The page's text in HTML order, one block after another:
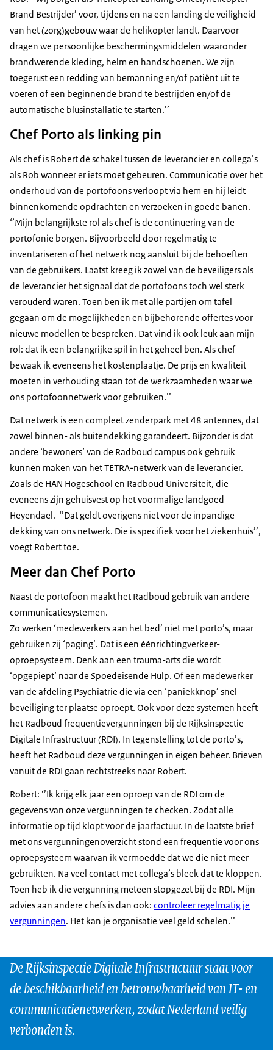
Brand Bestrijder’ voor, tijdens en na een landing de veiligheid
van het (zorg)gebouw waar de helikopter landt. Daarvoor
dragen we persoonlijke beschermingsmiddelen waaronder
brandwerende kleding, helm en handschoenen. We zijn
toegerust een redding van bemanning en/of patiënt uit te
voeren of een beginnende brand te bestrijden en/of de
automatische blusinstallatie te starten.’’
Chef Porto als linking pin
Als chef is Robert dé schakel tussen de leverancier en collega’s
als Rob wanneer er iets moet gebeuren. Communicatie over het
onderhoud van de portofoons verloopt via hem en hij leidt
binnenkomende opdrachten en verzoeken in goede banen.
‘’Mijn belangrijkste rol als chef is de continuering van de
portofonie borgen. Bijvoorbeeld door regelmatig te
inventariseren of het netwerk nog aansluit bij de behoeften
van de gebruikers. Laatst kreeg ik zowel van de beveiligers als
de leverancier het signaal dat de portofoons toch wel sterk
verouderd waren. Toen ben ik met alle partijen om tafel
gegaan om de mogelijkheden en bijbehorende offertes voor
nieuwe modellen te bespreken. Dat vind ik ook leuk aan mijn
rol: dat ik een belangrijke spil in het geheel ben. Als chef
bewaak ik eveneens het kostenplaatje. De prijs en kwaliteit
moeten in verhouding staan tot de werkzaamheden waar we
ons portofoonnetwerk voor gebruiken.’’
Dat netwerk is een compleet zenderpark met 48 antennes, dat
zowel binnen- als buitendekking garandeert. Bijzonder is dat
andere ‘bewoners’ van de Radboud campus ook gebruik
kunnen maken van het TETRA-netwerk van de leverancier.
Zoals de HAN Hogeschool en Radboud Universiteit, die
eveneens zijn gehuisvest op het voormalige landgoed
Heyendael. ‘’Dat geldt overigens niet voor de inpandige
dekking van ons netwerk. Die is specifiek voor het ziekenhuis’’,
voegt Robert toe.
Meer dan Chef Porto
Naast de portofoon maakt het Radboud gebruik van andere
communicatiesystemen.
Zo werken ‘medewerkers aan het bed’ niet met porto’s, maar
gebruiken zij ‘paging’. Dat is een éénrichtingverkeer-
oproepsysteem. Denk aan een trauma-arts die wordt
‘opgepiept’ naar de Spoedeisende Hulp. Of een medewerker
van de afdeling Psychiatrie die via een ‘paniekknop’ snel
beveiliging ter plaatse oproept. Ook voor deze systemen heeft
het Radboud frequentievergunningen bij de Rijksinspectie
Digitale Infrastructuur (RDI). In tegenstelling tot de porto’s,
heeft het Radboud deze vergunningen in eigen beheer. Brieven
vanuit de RDI gaan rechtstreeks naar Robert.
Robert: ‘’Ik krijg elk jaar een oproep van de RDI om de
gegevens van onze vergunningen te checken. Zodat alle
informatie op tijd klopt voor de jaarfactuur. In de laatste brief
met ons vergunningenoverzicht stond een frequentie voor ons
oproepsysteem waarvan ik vermoedde dat we die niet meer
gebruikten. Na veel contact met collega’s bleek dat te kloppen.
Toen heb ik die vergunning meteen stopgezet bij de RDI. Mijn
advies aan andere chefs is dan ook: controleer regelmatig je
vergunningen. Het kan je organisatie veel geld schelen.’’
De Rijksinspectie Digitale Infrastructuur staat voor
de beschikbaarheid en betrouwbaarheid van IT- en
communicatienetwerken, zodat Nederland veilig
verbonden is.